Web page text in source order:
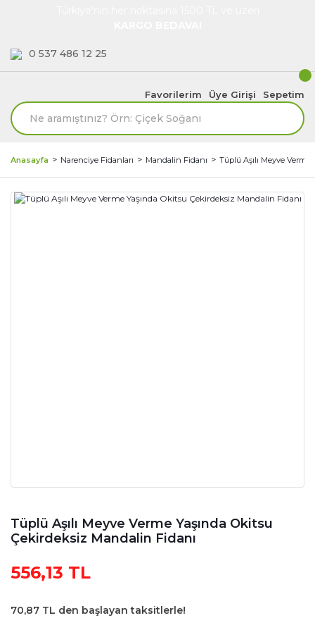
0 537 486 12 25
Favorilerim Üye Girişi Sepetim
Anasayfa Narenciye Fidanları Mandalin Fidanı Tüplü Aşılı Meyve
Tüplü Aşılı Meyve Verme Yaşında Okitsu
Çekirdeksiz Mandalin Fidanı
556,13 TL
70,87 TL den başlayan taksitlerle!